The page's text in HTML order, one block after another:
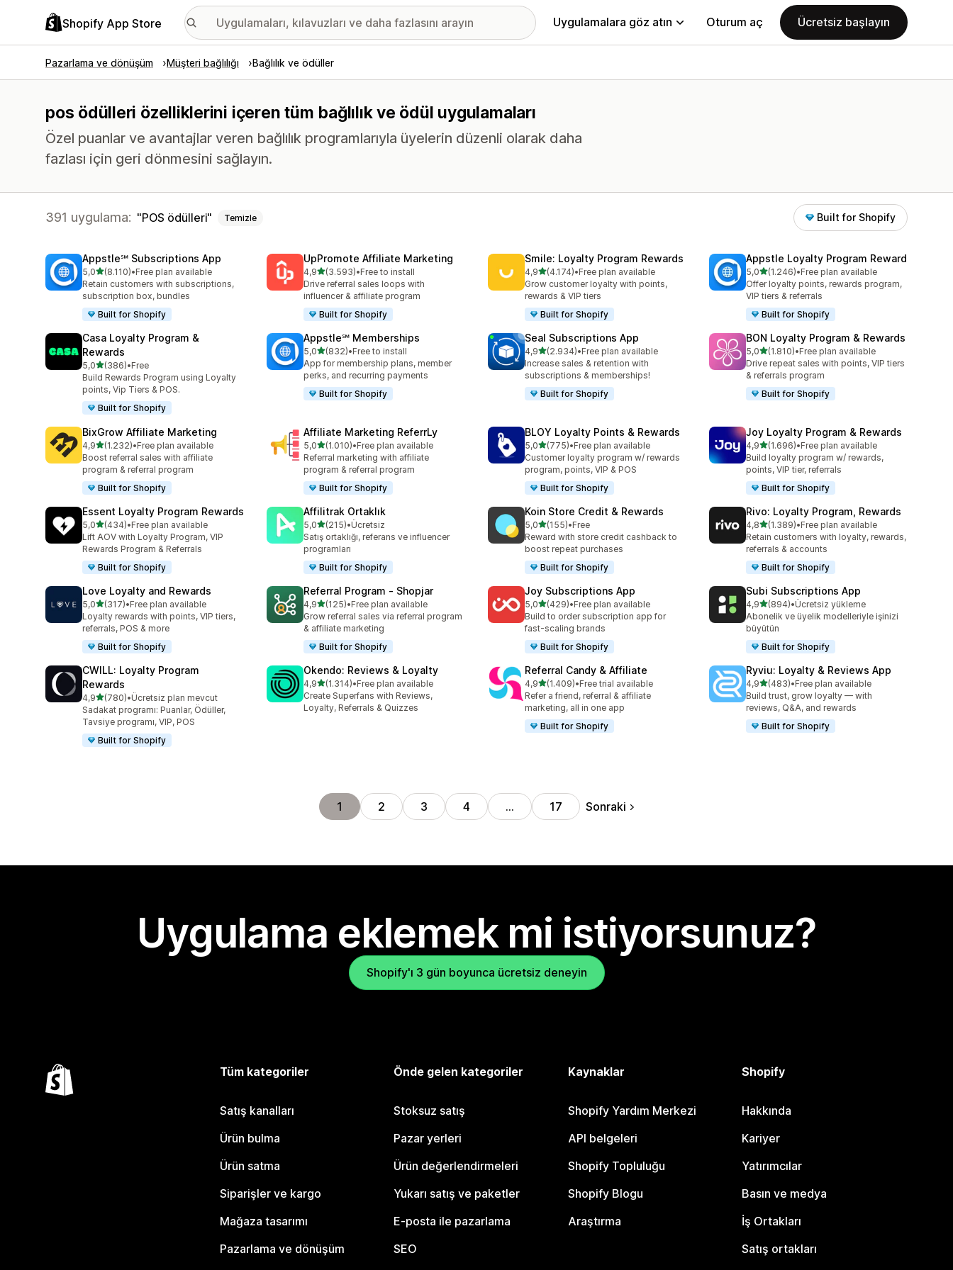
Shopify App Store Uygulamalara göz atın Oturum aç Ücretsiz başlayın
Pazarlama ve dönüşüm Müşteri bağlılığı Bağlılık ve ödüller
pos ödülleri özelliklerini içeren tüm bağlılık ve ödül uygulamaları
Özel puanlar ve avantajlar veren bağlılık programlarıyla üyelerin düzenli olarak daha
fazlası için geri dönmesini sağlayın.
391 uygulama: POS ödülleri Temizle Built for Shopify
Appstle℠ Subscriptions App
5,05 yıldız üzerinden
(8.110)
toplam 8110 değerlendirme
•Free plan available
Retain customers with subscriptions,
subscription box, bundles
Built for Shopify
UpPromote Affiliate Marketing
4,95 yıldız üzerinden
(3.593)
toplam 3593 değerlendirme
•Free to install
Drive referral sales loops with
influencer & affiliate program
Built for Shopify
Smile: Loyalty Program Rewards
4,95 yıldız üzerinden
(4.174)
toplam 4174 değerlendirme
•Free plan available
Grow customer loyalty with points,
rewards & VIP tiers
Built for Shopify
Appstle Loyalty Program Reward
5,05 yıldız üzerinden
(1.246)
toplam 1246 değerlendirme
•Free plan available
Offer loyalty points, rewards program,
VIP tiers & referrals
Built for Shopify
Casa Loyalty Program &
Rewards
5,05 yıldız üzerinden
(386)
toplam 386 değerlendirme
•Free
Build Rewards Program using Loyalty
points, Vip Tiers & POS.
Built for Shopify
Appstle℠ Memberships
5,05 yıldız üzerinden
(832)
toplam 832 değerlendirme
•Free to install
App for membership plans, member
perks, and recurring payments
Built for Shopify
Seal Subscriptions App
4,95 yıldız üzerinden
(2.934)
toplam 2934 değerlendirme
•Free plan available
Increase sales & retention with
subscriptions & memberships!
Built for Shopify
BON Loyalty Program & Rewards
5,05 yıldız üzerinden
(1.810)
toplam 1810 değerlendirme
•Free plan available
Drive repeat sales with points, VIP tiers
& referrals program
Built for Shopify
BixGrow Affiliate Marketing
4,95 yıldız üzerinden
(1.232)
toplam 1232 değerlendirme
•Free plan available
Boost referral sales with affiliate
program & referral program
Built for Shopify
Affiliate Marketing ReferrLy
5,05 yıldız üzerinden
(1.010)
toplam 1010 değerlendirme
•Free plan available
Referral marketing with affiliate
program & referral program
Built for Shopify
BLOY Loyalty Points & Rewards
5,05 yıldız üzerinden
(775)
toplam 775 değerlendirme
•Free plan available
Customer loyalty program w/ rewards
program, points, VIP & POS
Built for Shopify
Joy Loyalty Program & Rewards
4,95 yıldız üzerinden
(1.696)
toplam 1696 değerlendirme
•Free plan available
Build loyalty program w/ rewards,
points, VIP tier, referrals
Built for Shopify
Essent Loyalty Program Rewards
5,05 yıldız üzerinden
(434)
toplam 434 değerlendirme
•Free plan available
Lift AOV with Loyalty Program, VIP
Rewards Program & Referrals
Built for Shopify
Affilitrak Ortaklık
5,05 yıldız üzerinden
(215)
toplam 215 değerlendirme
•Ücretsiz
Satış ortaklığı, referans ve influencer
programları
Built for Shopify
Koin Store Credit & Rewards
5,05 yıldız üzerinden
(155)
toplam 155 değerlendirme
•Free
Reward with store credit cashback to
boost repeat purchases
Built for Shopify
Rivo: Loyalty Program, Rewards
4,85 yıldız üzerinden
(1.389)
toplam 1389 değerlendirme
•Free plan available
Retain customers with loyalty, rewards,
referrals & accounts
Built for Shopify
Love Loyalty and Rewards
5,05 yıldız üzerinden
(317)
toplam 317 değerlendirme
•Free plan available
Loyalty rewards with points, VIP tiers,
referrals, POS & more
Built for Shopify
Referral Program ‑ Shopjar
4,95 yıldız üzerinden
(125)
toplam 125 değerlendirme
•Free plan available
Grow referral sales via referral program
& affiliate marketing
Built for Shopify
Joy Subscriptions App
5,05 yıldız üzerinden
(429)
toplam 429 değerlendirme
•Free plan available
Build to order subscription app for
fast-scaling brands
Built for Shopify
Subi Subscriptions App
4,95 yıldız üzerinden
(894)
toplam 894 değerlendirme
•Ücretsiz yükleme
Abonelik ve üyelik modelleriyle işinizi
büyütün
Built for Shopify
CWILL: Loyalty Program
Rewards
4,95 yıldız üzerinden
(780)
toplam 780 değerlendirme
•Ücretsiz plan mevcut
Sadakat programı: Puanlar, Ödüller,
Tavsiye programı, VIP, POS
Built for Shopify
Okendo: Reviews & Loyalty
4,95 yıldız üzerinden
(1.314)
toplam 1314 değerlendirme
•Free plan available
Create Superfans with Reviews,
Loyalty, Referrals & Quizzes
Referral Candy & Affiliate
4,95 yıldız üzerinden
(1.409)
toplam 1409 değerlendirme
•Free trial available
Refer a friend, referral & affiliate
marketing, all in one app
Built for Shopify
Ryviu: Loyalty & Reviews App
4,95 yıldız üzerinden
(483)
toplam 483 değerlendirme
•Free plan available
Build trust, grow loyalty — with
reviews, Q&A, and rewards
Built for Shopify
1 2 3 4 … 17 Sonraki
Uygulama eklemek mi istiyorsunuz?
Shopify'ı 3 gün boyunca ücretsiz deneyin
Tüm kategoriler
Satış kanalları
Ürün bulma
Ürün satma
Siparişler ve kargo
Mağaza tasarımı
Pazarlama ve dönüşüm
Önde gelen kategoriler
Stoksuz satış
Pazar yerleri
Ürün değerlendirmeleri
Yukarı satış ve paketler
E-posta ile pazarlama
SEO
Kaynaklar
Shopify Yardım Merkezi
API belgeleri
Shopify Topluluğu
Shopify Blogu
Araştırma
Shopify
Hakkında
Kariyer
Yatırımcılar
Basın ve medya
İş Ortakları
Satış ortakları